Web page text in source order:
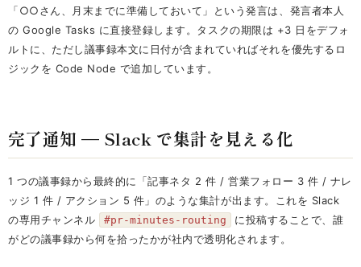
「○○さん、月末までに準備しておいて」という発言は、発言者本人
の Google Tasks に直接登録します。タスクの期限は +3 日をデフォ
ルトに、ただし議事録本文に日付が含まれていればそれを優先するロ
ジックを Code Node で追加しています。
完了通知 — Slack で集計を見える化
1 つの議事録から最終的に「記事ネタ 2 件 / 営業フォロー 3 件 / ナレ
ッジ 1 件 / アクション 5 件」のような集計が出ます。これを Slack
の専用チャンネル
#pr-minutes-routing
に投稿することで、誰
がどの議事録から何を拾ったかが社内で透明化されます。